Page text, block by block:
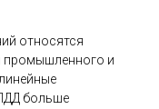
относятся
промышленного и
больше